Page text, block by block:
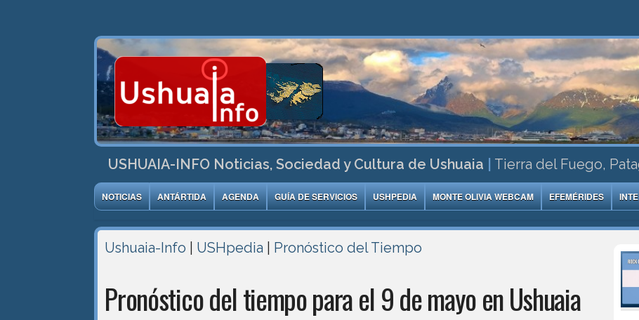
USHUAIA-INFO Noticias, Sociedad y Cultura de Ushuaia Tierra del Fuego,
NOTICIAS ANTÁRTIDA AGENDA GUÍA DE SERVICIOS USHPEDIA MONTE OLIVIA WEBCAM EFEMÉRIDES
Ushuaia-Info USHpedia Pronóstico del Tiempo
Pronóstico del tiempo para el 9 de mayo en Ushuaia